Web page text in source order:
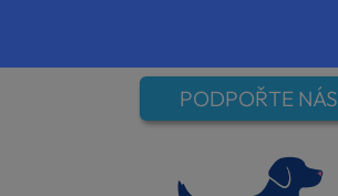
PODPOŘTE NÁS